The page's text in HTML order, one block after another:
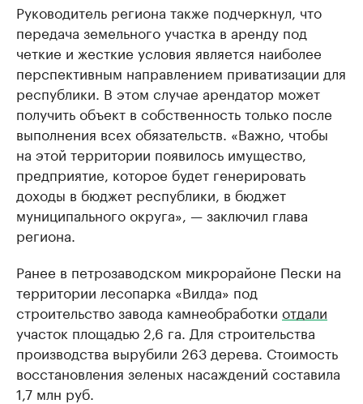
Руководитель региона также подчеркнул, что
передача земельного участка в аренду под
четкие и жесткие условия является наиболее
перспективным направлением приватизации для
республики. В этом случае арендатор может
получить объект в собственность только после
выполнения всех обязательств. «Важно, чтобы
на этой территории появилось имущество,
предприятие, которое будет генерировать
доходы в бюджет республики, в бюджет
муниципального округа», — заключил глава
региона.
Ранее в петрозаводском микрорайоне Пески на
территории лесопарка «Вилда» под
строительство завода камнеобработки отдали
участок площадью 2,6 га. Для строительства
производства вырубили 263 дерева. Стоимость
восстановления зеленых насаждений составила
1,7 млн руб.